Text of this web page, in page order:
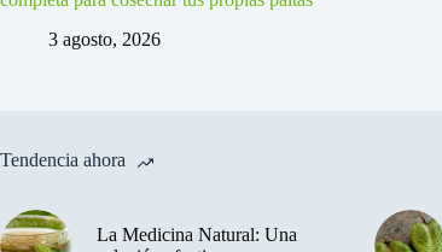
3 agosto, 2026
Tendencia ahora
La Medicina Natural: Una